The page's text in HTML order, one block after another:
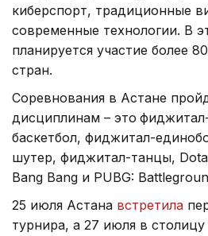
киберспорт, традиционные
современные технологии. В
планируется участие более
стран.
Соревнования в Астане
дисциплинам – это
баскетбол, фиджитал-
шутер, фиджитал-танцы, Dota
Bang Bang и PUBG:
25 июля Астана встретила
турнира, а 27 июля в столицу